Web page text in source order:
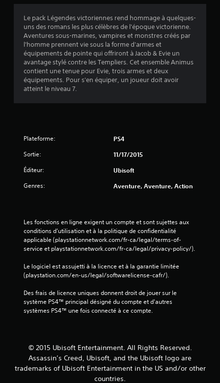
2
4
v
a
l
o
s
Le pack Légendes victoriennes rend hommage à quelques-
uns des romans les plus célèbres de l'époque victorienne.
Aventures sous-marines, vampires et monstres créés par
l'homme prennent vie sous la forme d'armes et
équipements de pointe qui offriront à Jacob & Evie un
avantage stylé contre les Templiers. Cet ensemble Animus
contient une tenue pour Evie, trois armes et deux
équipements. Pour s'en équiper, un joueur doit avoir
atteint le niveau 7.
Plateforme: PS4
Sortie: 11/17/2015
Éditeur: Ubisoft
Genres: Aventure, Aventure, Action
Les fonctions en ligne exigent un compte et sont sujettes aux
conditions d’utilisation et à la politique de confidentialité
applicable (playstationnetwork.com/fr-ca/legal/terms-of-
service et playstationnetwork.com/fr-ca/legal/privacy-policy/).
Le logiciel est assujetti à la licence et à la garantie limitée
(playstation.com/en-us/legal/softwarelicense-cafr/).
Des frais de licence uniques donnent droit de jouer sur le
système PS4™ principal désigné du compte et d'autres
systèmes PS4™ une fois connecté à ce compte.
© 2015 Ubisoft Entertainment. All Rights Reserved.
Assassin’s Creed, Ubisoft, and the Ubisoft logo are
trademarks of Ubisoft Entertainment in the US and/or other
countries.